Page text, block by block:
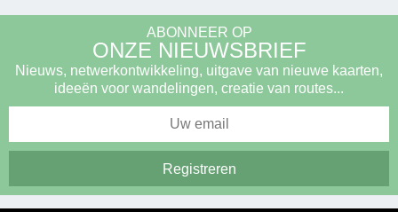
ABONNEER OP
ONZE NIEUWSBRIEF
Nieuws, netwerkontwikkeling, uitgave van nieuwe kaarten,
ideeën voor wandelingen, creatie van routes...